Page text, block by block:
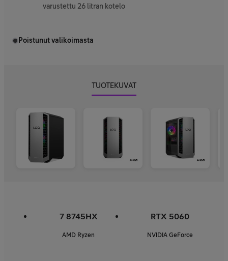
varustettu 26 litran kotelo
Poistunut valikoimasta
TUOTEKUVAT
7 8745HX
AMD Ryzen
RTX 5060
NVIDIA GeForce